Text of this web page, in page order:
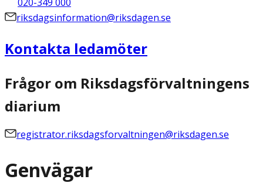
020-349 000
riksdagsinformation@riksdagen.se
Kontakta ledamöter
Frågor om Riksdagsförvaltningens
diarium
registrator.riksdagsforvaltningen@riksdagen.se
Genvägar